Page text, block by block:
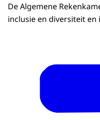
De Algemene
inclusie en diversiteit